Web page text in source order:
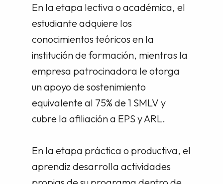
En la etapa lectiva o académica, el
estudiante adquiere los
conocimientos teóricos en la
institución de formación, mientras la
empresa patrocinadora le otorga
un apoyo de sostenimiento
equivalente al 75% de 1 SMLV y
cubre la afiliación a EPS y ARL.
En la etapa práctica o productiva, el
aprendiz desarrolla actividades